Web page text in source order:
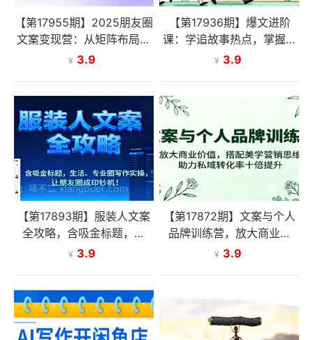
【第17955期】2025朋友圈
文案变现营：从矩阵布局到
人性痛点，打造能搞钱的高
¥ 3.9
【第17936期】爆文进阶
课：学追故事热点，掌握关
键一步，解锁爆上加爆，产
¥ 3.9
【第17893期】服装人文案
全攻略，含吸金标题，生
活、专业圈写作实操，让朋
¥ 3.9
【第17872期】文案与个人
品牌训练营，放大商业价
值，搭配美学营销思维，助
¥ 3.9